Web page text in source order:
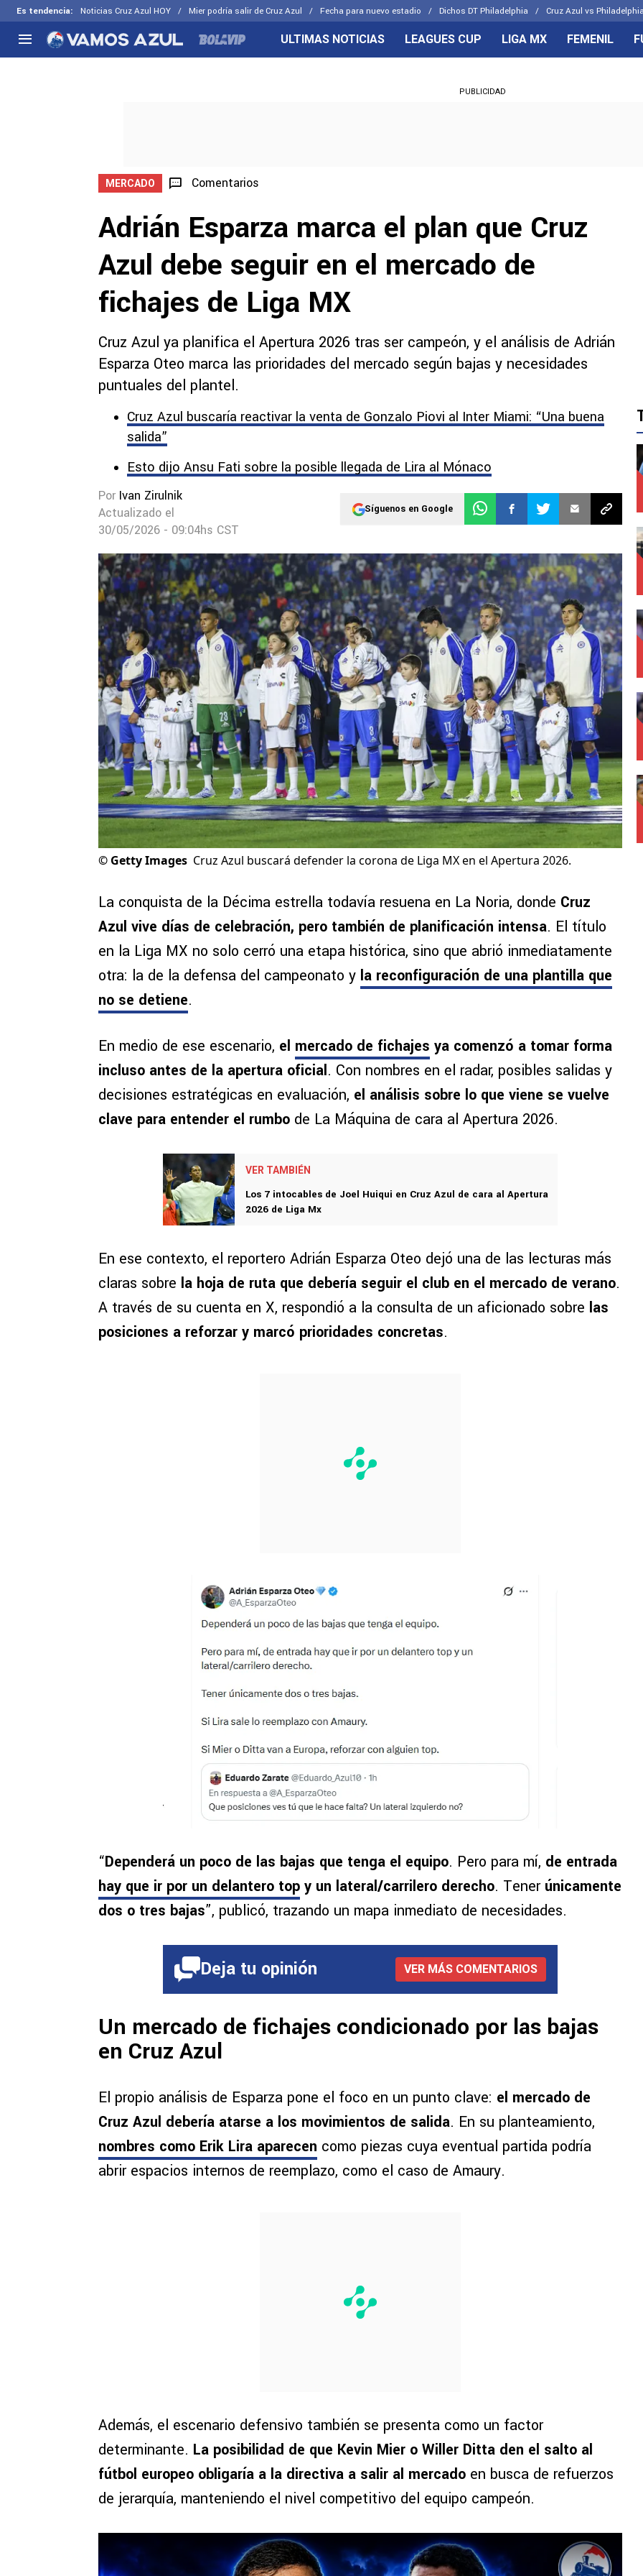
Es tendencia: Noticias Cruz Azul HOY Mier podría salir de Cruz Azul Fecha para nuevo estadio Dichos DT Philadelphia Cruz Azul vs
Selección Mexicana
CELESTES
ULTIMAS NOTICIAS LEAGUES CUP LIGA MX FEMENIL
PUBLICIDAD
MERCADO Comentarios
Adrián Esparza marca el plan que Cruz
Azul debe seguir en el mercado de
fichajes de Liga MX
Cruz Azul ya planifica el Apertura 2026 tras ser campeón, y el análisis de Adrián
Esparza Oteo marca las prioridades del mercado según bajas y necesidades
puntuales del plantel.
Cruz Azul buscaría reactivar la venta de Gonzalo Piovi al Inter Miami: “Una buena
salida”
Esto dijo Ansu Fati sobre la posible llegada de Lira al Mónaco
Por Ivan Zirulnik
Actualizado el
30/05/2026 - 09:04hs CST
Síguenos en Google
© Getty Images Cruz Azul buscará defender la corona de Liga MX en el Apertura 2026.
La conquista de la Décima estrella todavía resuena en La Noria, donde Cruz
Azul vive días de celebración, pero también de planificación intensa. El título
en la Liga MX no solo cerró una etapa histórica, sino que abrió inmediatamente
otra: la de la defensa del campeonato y la reconfiguración de una plantilla que
no se detiene.
En medio de ese escenario, el mercado de fichajes ya comenzó a tomar forma
incluso antes de la apertura oficial. Con nombres en el radar, posibles salidas y
decisiones estratégicas en evaluación, el análisis sobre lo que viene se vuelve
clave para entender el rumbo de La Máquina de cara al Apertura 2026.
VER TAMBIÉN
Los 7 intocables de Joel Huiqui en Cruz Azul de cara al Apertura
2026 de Liga Mx
En ese contexto, el reportero Adrián Esparza Oteo dejó una de las lecturas más
claras sobre la hoja de ruta que debería seguir el club en el mercado de verano.
A través de su cuenta en X, respondió a la consulta de un aficionado sobre las
posiciones a reforzar y marcó prioridades concretas.
“Dependerá un poco de las bajas que tenga el equipo. Pero para mí, de entrada
hay que ir por un delantero top y un lateral/carrilero derecho. Tener únicamente
dos o tres bajas”, publicó, trazando un mapa inmediato de necesidades.
Deja tu opinión VER MÁS COMENTARIOS
Un mercado de fichajes condicionado por las bajas
en Cruz Azul
El propio análisis de Esparza pone el foco en un punto clave: el mercado de
Cruz Azul debería atarse a los movimientos de salida. En su planteamiento,
nombres como Erik Lira aparecen como piezas cuya eventual partida podría
abrir espacios internos de reemplazo, como el caso de Amaury.
Además, el escenario defensivo también se presenta como un factor
determinante. La posibilidad de que Kevin Mier o Willer Ditta den el salto al
fútbol europeo obligaría a la directiva a salir al mercado en busca de refuerzos
de jerarquía, manteniendo el nivel competitivo del equipo campeón.